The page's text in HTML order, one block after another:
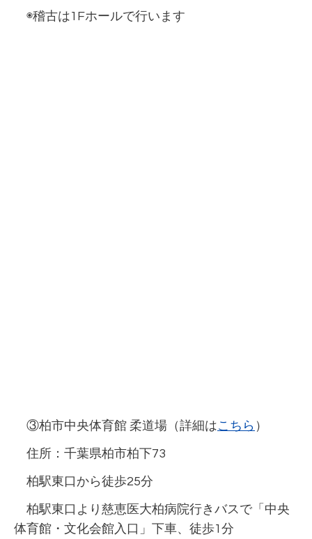
◉稽古は1Fホールで行います
③柏市中央体育館 柔道場（詳細はこちら ）
住所：千葉県柏市柏下73
柏駅東口から徒歩25分
柏駅東口より慈恵医大柏病院行きバスで「中央
体育館・文化会館入口」下車、徒歩1分